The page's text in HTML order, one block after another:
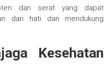
dan serat yang dapat
dari hati dan mendukung
Kesehatan